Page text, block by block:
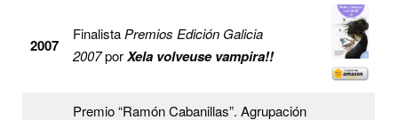
2007
Finalista Premios Edición Galicia
2007porXela volveuse vampira!!
Premio “Ramón Cabanillas”. Agrupación